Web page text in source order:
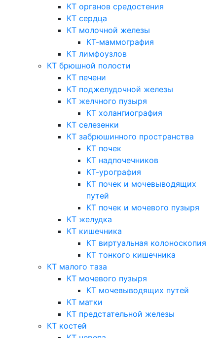
КТ органов средостения
КТ сердца
КТ молочной железы
КТ-маммография
КТ лимфоузлов
КТ брюшной полости
КТ печени
КТ поджелудочной железы
КТ желчного пузыря
КТ холангиография
КТ селезенки
КТ забрюшинного пространства
КТ почек
КТ надпочечников
КТ-урография
КТ почек и мочевыводящих
путей
КТ почек и мочевого пузыря
КТ желудка
КТ кишечника
КТ виртуальная колоноскопия
КТ тонкого кишечника
КТ малого таза
КТ мочевого пузыря
КТ мочевыводящих путей
КТ матки
КТ предстательной железы
КТ костей